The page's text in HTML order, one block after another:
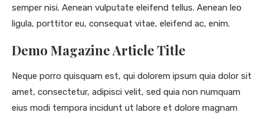
semper nisi. Aenean vulputate eleifend tellus. Aenean leo
ligula, porttitor eu, consequat vitae, eleifend ac, enim.
Demo Magazine Article Title
Neque porro quisquam est, qui dolorem ipsum quia dolor sit
amet, consectetur, adipisci velit, sed quia non numquam
eius modi tempora incidunt ut labore et dolore magnam